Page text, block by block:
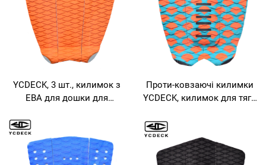
YCDECK, 3 шт., килимок з
ЕВА для дошки для
Проти-ковзаючі килимки
YCDECK, килимок для тяги